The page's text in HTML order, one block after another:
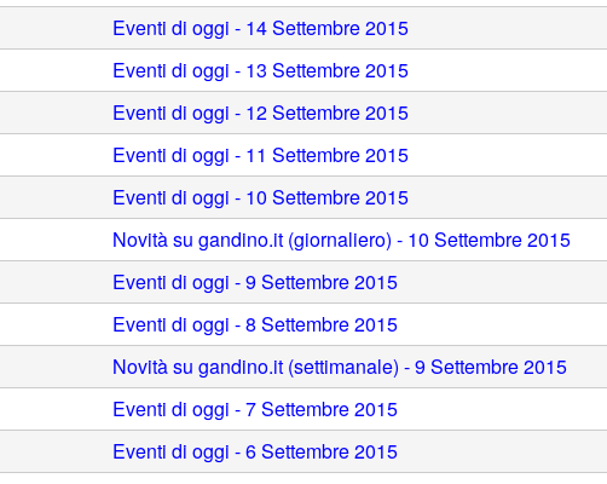
Eventi di oggi - 14 Settembre 2015
Eventi di oggi - 13 Settembre 2015
Eventi di oggi - 12 Settembre 2015
Eventi di oggi - 11 Settembre 2015
Eventi di oggi - 10 Settembre 2015
Novità su gandino.it (giornaliero) - 10 Settembre 2015
Eventi di oggi - 9 Settembre 2015
Eventi di oggi - 8 Settembre 2015
Novità su gandino.it (settimanale) - 9 Settembre 2015
Eventi di oggi - 7 Settembre 2015
Eventi di oggi - 6 Settembre 2015